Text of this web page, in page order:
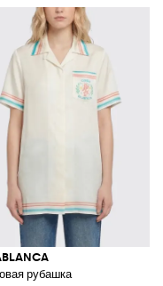
с синтетическим жемчугом
рубашка